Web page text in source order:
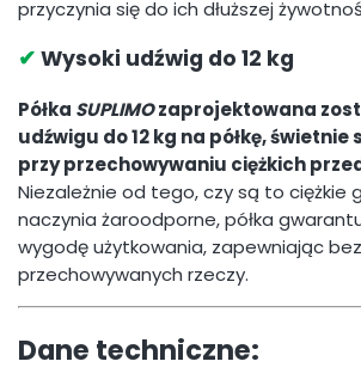
przyczynia się do ich dłuższej
✔ Wysoki udźwig do 12 kg
Półka SUPLIMOzaprojektowana
udźwigu do 12 kg na półkę,
przy przechowywaniu ciężkich
Niezależnie od tego, czy są to ciężkie
naczynia żaroodporne, półka
wygodę użytkowania, zapewniając
przechowywanych rzeczy.
Dane techniczne: